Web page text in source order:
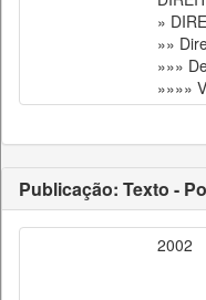
»
»»
»»»
»»»»
Publicação: Texto -
2002